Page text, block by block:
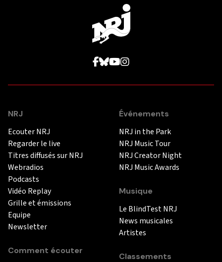
NRJ
Ecouter NRJ
Regarder le live
Titres diffusés sur NRJ
Webradios
Podcasts
Vidéo Replay
Grille et émissions
Equipe
Newsletter
Comment écouter
Événements
NRJ in the Park
NRJ Music Tour
NRJ Creator Night
NRJ Music Awards
Musique
Le BlindTest NRJ
News musicales
Artistes
Classements